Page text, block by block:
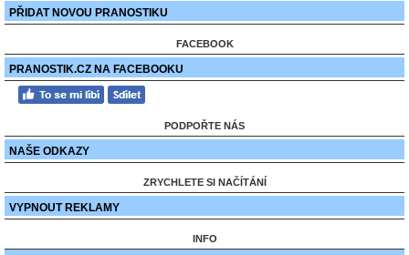
PŘIDAT NOVOU PRANOSTIKU
FACEBOOK
PRANOSTIK.CZ NA FACEBOOKU
PODPOŘTE NÁS
NAŠE ODKAZY
ZRYCHLETE SI NAČÍTÁNÍ
VYPNOUT REKLAMY
INFO